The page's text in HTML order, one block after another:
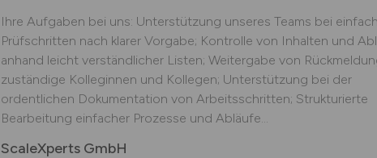
Ihre Aufgaben bei uns: Unterstützung unseres Teams bei
Prüfschritten nach klarer Vorgabe; Kontrolle von Inhalten und
anhand leicht verständlicher Listen; Weitergabe von
zuständige Kolleginnen und Kollegen; Unterstützung bei der
ordentlichen Dokumentation von Arbeitsschritten; Strukturierte
Bearbeitung einfacher Prozesse und Abläufe...
ScaleXperts GmbH